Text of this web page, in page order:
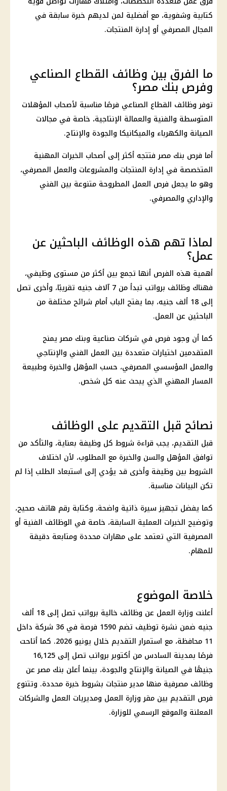
كتابية وشفوية، مع أفضلية لمن لديهم خبرة سابقة في
المجال المصرفي أو إدارة المنتجات.
ما الفرق بين وظائف القطاع الصناعي
وفرص بنك مصر؟
توفروظائف القطاع الصناعي فرصًا مناسبة لأصحاب المؤهلات
المتوسطة والفنية والعمالة الإنتاجية، خاصة في مجالات
الصيانة والكهرباء والميكانيكا والجودة والإنتاج.
أما فرص بنك مصرفتتجه أكثر إلى أصحاب الخبرات المهنية
المتخصصة في إدارة المنتجات والمشروعات والعمل المصرفي،
وهو ما يجعل فرص العمل المطروحة متنوعة بين الفني
والإداري والمصرفي.
لماذا تهم هذه الوظائف الباحثين عن
عمل؟
أهمية هذه الفرص أنها تجمع بين أكثر من مستوى وظيفي،
فهناك وظائف
برواتب تبدأ من 7 آلاف جنيه تقريبًا، وأخرى تصل
إلى 18 ألف جنيه، بما يفتح الباب أمام شرائح مختلفة من
الباحثين عن العمل.
كما أن وجود فرص في شركات صناعية وبنك مصر يمنح
المتقدمين اختيارات متعددة بين العمل الفني والإنتاجي
والعمل المؤسسي المصرفي، حسب المؤهل والخبرة وطبيعة
المسار المهني الذي يبحث عنه كل شخص.
نصائح قبل التقديم على الوظائف
قبل التقديم، يجب قراءة شروط كل وظيفة بعناية، والتأكد من
توافق المؤهل والسن والخبرة مع المطلوب، لأن اختلاف
الشروط بين وظيفة وأخرى قد يؤدي إلى استبعاد الطلب إذا لم
تكن البيانات مناسبة.
كما يفضل تجهيز سيرة ذاتية واضحة، وكتابة رقم هاتف صحيح،
وتوضيح الخبرات العملية السابقة، خاصة في الوظائف الفنية أو
المصرفية التي تعتمد على مهارات محددة ومتابعة دقيقة
للمهام.
خلاصة الموضوع
أعلنت وزارة العمل عن وظائف خالية
برواتب تصل إلى 18 ألف
جنيه ضمن نشرة توظيف تضم 1590 فرصة في 36 شركة داخل
11 محافظة، مع استمرار التقديم خلال يونيو 2026. كما أتاحت
فرصًا بمدينة السادس من أكتوبر برواتب تصل إلى 16,125
جنيهًا في الصيانة والإنتاج والجودة، بينما أعلن بنك مصرعن
وظائف مصرفية منها مدير منتجات بشروط خبرة محددة. وتتنوع
فرص التقديم بين مقروزارة العمل ومديريات العمل والشركات
المعلنة والموقع الرسمي للوزارة.